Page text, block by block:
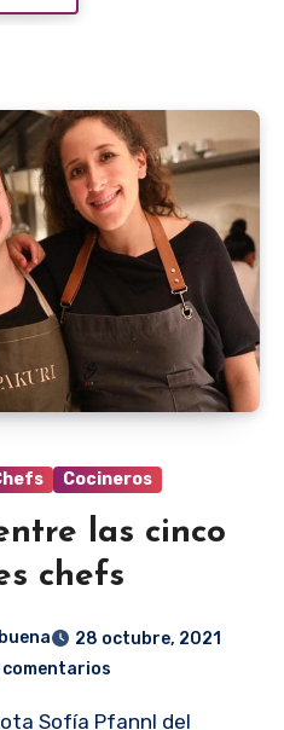
Cocineros
las cinco
chefs
28 octubre, 2021
comentarios